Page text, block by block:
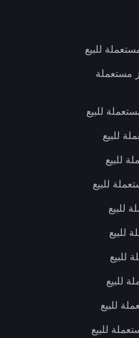
للبيع
مستعملة
للبيع
للبيع
للبيع
للبيع
للبيع
للبيع
للبيع
للبيع
للبيع
للبيع